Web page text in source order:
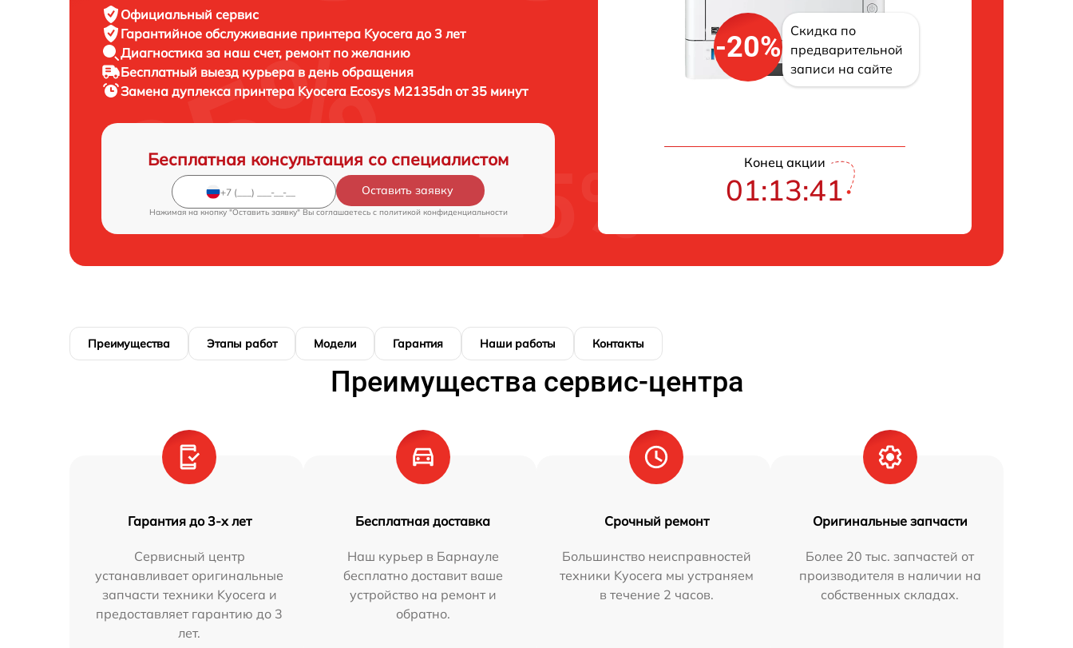
Официальный сервис
Гарантийное обслуживание принтера Kyocera до 3 лет
Диагностика за наш счет, ремонт по желанию
Бесплатный выезд курьера в день обращения
Замена дуплекса принтера Kyocera Ecosys M2135dn от 35 минут
Бесплатная консультация со специалистом
Оставить заявку
Нажимая на кнопку "Оставить заявку" Вы соглашаетесь c политикой конфиденциальности
-20%
Скидка по
предварительной
записи на сайте
Конец акции
01:13:40
Преимущества Этапы работ Модели Гарантия Наши работы Контакты
Преимущества сервис-центра
Гарантия до 3-х лет
Сервисный центр
устанавливает оригинальные
запчасти техники Kyocera и
предоставляет гарантию до 3
лет.
Бесплатная доставка
Наш курьер в Барнауле
бесплатно доставит ваше
устройство на ремонт и
обратно.
Срочный ремонт
Большинство неисправностей
техники Kyocera мы устраняем
в течение 2 часов.
Оригинальные запчасти
Более 20 тыс. запчастей от
производителя в наличии на
собственных складах.